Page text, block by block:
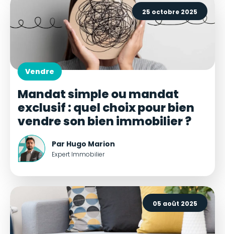
25 octobre 2025
Vendre
Mandat simple ou mandat
exclusif : quel choix pour bien
vendre son bien immobilier ?
Par Hugo Marion
Expert Immobilier
05 août 2025